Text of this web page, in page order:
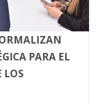
PARA EL
LOS